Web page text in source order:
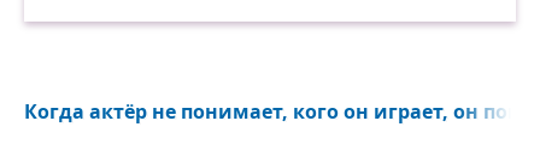
Когда актёр не понимает, кого он играет, он